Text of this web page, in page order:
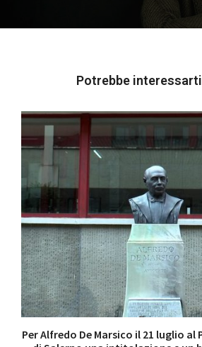
Potrebbe
Per Alfredo De Marsico il 21 luglio al